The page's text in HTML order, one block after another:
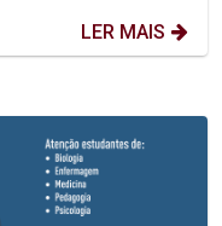
LER MAIS